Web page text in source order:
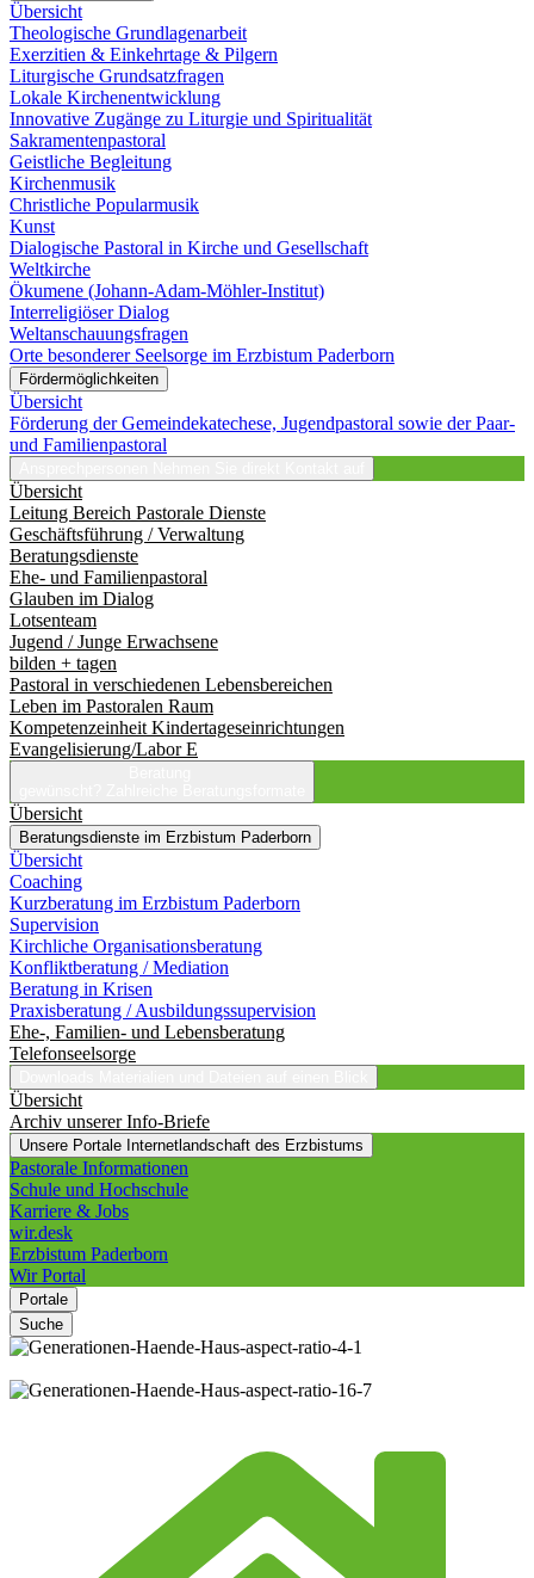
Übersicht
Theologische Grundlagenarbeit
Exerzitien & Einkehrtage & Pilgern
Liturgische Grundsatzfragen
Lokale Kirchenentwicklung
Innovative Zugänge zu Liturgie und Spiritualität
Sakramentenpastoral
Geistliche Begleitung
Kirchenmusik
Christliche Popularmusik
Kunst
Dialogische Pastoral in Kirche und Gesellschaft
Weltkirche
Ökumene (Johann-Adam-Möhler-Institut)
Interreligiöser Dialog
Weltanschauungsfragen
Orte besonderer Seelsorge im Erzbistum Paderborn
Fördermöglichkeiten
Übersicht
Förderung der Gemeindekatechese, Jugendpastoral sowie der Paar-
und Familienpastoral
Übersicht
Leitung Bereich Pastorale Dienste
Geschäftsführung / Verwaltung
Beratungsdienste
Ehe- und Familienpastoral
Glauben im Dialog
Lotsenteam
Jugend / Junge Erwachsene
bilden + tagen
Pastoral in verschiedenen Lebensbereichen
Leben im Pastoralen Raum
Kompetenzeinheit Kindertageseinrichtungen
Evangelisierung/Labor E
Übersicht
Beratungsdienste im Erzbistum Paderborn
Übersicht
Coaching
Kurzberatung im Erzbistum Paderborn
Supervision
Kirchliche Organisationsberatung
Konfliktberatung / Mediation
Beratung in Krisen
Praxisberatung / Ausbildungssupervision
Ehe-, Familien- und Lebensberatung
Telefonseelsorge
Übersicht
Archiv unserer Info-Briefe
Unsere Portale Internetlandschaft des Erzbistums
Pastorale Informationen
Schule und Hochschule
Karriere & Jobs
wir.desk
Erzbistum Paderborn
Wir Portal
Portale
Suche